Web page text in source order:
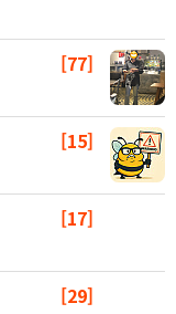
[77]
[15]
[17]
[29]